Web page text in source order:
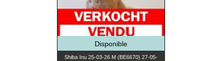
Disponible
Shiba Inu 25-03-26 M (BE6670) 27-05-